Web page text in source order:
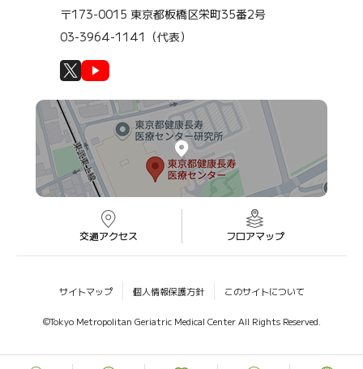
〒173-0015 東京都板橋区栄町35番2号
03-3964-1141（代表）
交通アクセス フロアマップ
サイトマップ 個人情報保護方針 このサイトについて
©Tokyo Metropolitan Geriatric Medical Center All Rights Reserved.